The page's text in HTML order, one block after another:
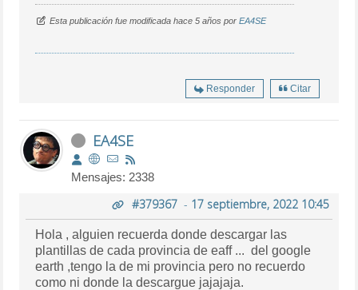
Esta publicación fue modificada hace 5 años porEA4SE
Responder Citar
EA4SE
Mensajes: 2338
#379367- 17 septiembre, 2022 10:45
Hola , alguien recuerda donde descargar las
plantillas de cada provincia de eaff ... del google
earth ,tengo la de mi provincia pero no recuerdo
como ni donde la descargue jajajaja.